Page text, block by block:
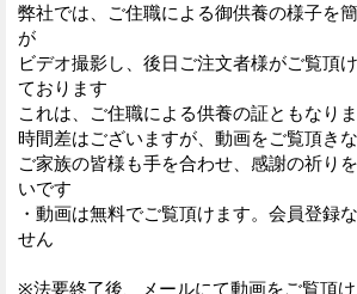
弊社では、ご住職による御供養の様子を
が
ビデオ撮影し、後日ご注文者様がご覧頂
ております
これは、ご住職による供養の証ともなり
時間差はございますが、動画をご覧頂き
ご家族の皆様も手を合わせ、感謝の祈り
いです
・動画は無料でご覧頂けます。会員登録
せん
※法要終了後、メールにて動画をご覧頂